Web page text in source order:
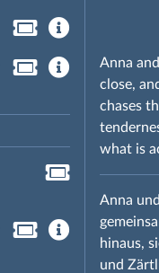
Anna
close,
chases
what is
Anna
hinaus,
und